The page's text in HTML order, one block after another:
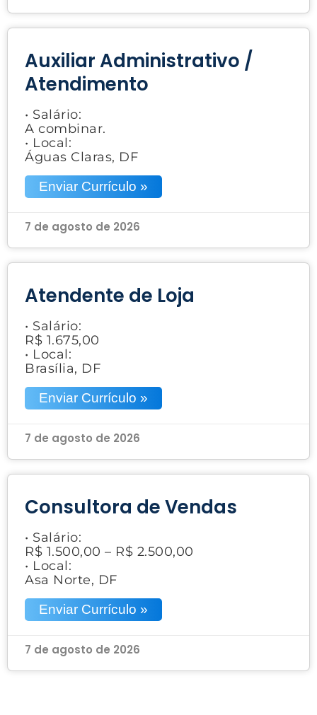
Auxiliar Administrativo /
Atendimento
• Salário:
A combinar.
• Local:
Águas Claras, DF
Enviar Currículo »
7 de agosto de 2026
Atendente de Loja
• Salário:
R$ 1.675,00
• Local:
Brasília, DF
Enviar Currículo »
7 de agosto de 2026
Consultora de Vendas
• Salário:
R$ 1.500,00 – R$ 2.500,00
• Local:
Asa Norte, DF
Enviar Currículo »
7 de agosto de 2026